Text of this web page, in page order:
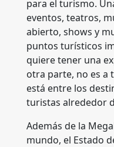
para el turismo.
eventos, teatros,
abierto, shows y
puntos turísticos
quiere tener una
otra parte, no es a
está entre los
turistas alrededor
Además de la
mundo, el Estado